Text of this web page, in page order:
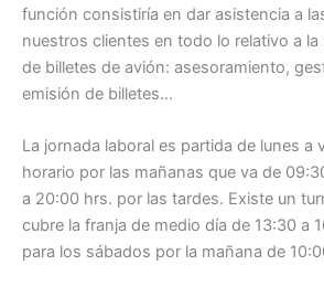
función consistiría en dar asistencia a
nuestros clientes en todo lo relativo a la
de billetes de avión: asesoramiento,
emisión de billetes…
La jornada laboral es partida de lunes a
horario por las mañanas que va de
a 20:00 hrs. por las tardes. Existe un
cubre la franja de medio día de 13:30 a
para los sábados por la mañana de